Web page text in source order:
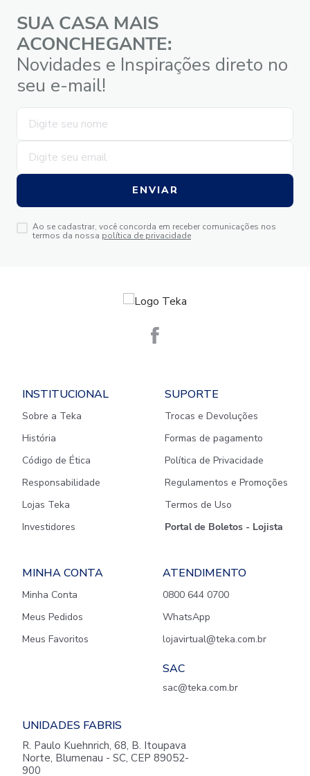
SUA CASA MAIS
ACONCHEGANTE:
Novidades e Inspirações direto no
seu e-mail!
ENVIAR
Ao se cadastrar, você concorda em receber comunicações nos
termos da nossa política de privacidade
INSTITUCIONAL
Sobre a Teka
História
Código de Ética
Responsabilidade
Lojas Teka
Investidores
SUPORTE
Trocas e Devoluções
Formas de pagamento
Política de Privacidade
Regulamentos e Promoções
Termos de Uso
Portal de Boletos - Lojista
MINHA CONTA
Minha Conta
Meus Pedidos
Meus Favoritos
ATENDIMENTO
0800 644 0700
WhatsApp
lojavirtual@teka.com.br
SAC
sac@teka.com.br
UNIDADES FABRIS
R. Paulo Kuehnrich, 68, B. Itoupava
Norte, Blumenau - SC, CEP 89052-
900